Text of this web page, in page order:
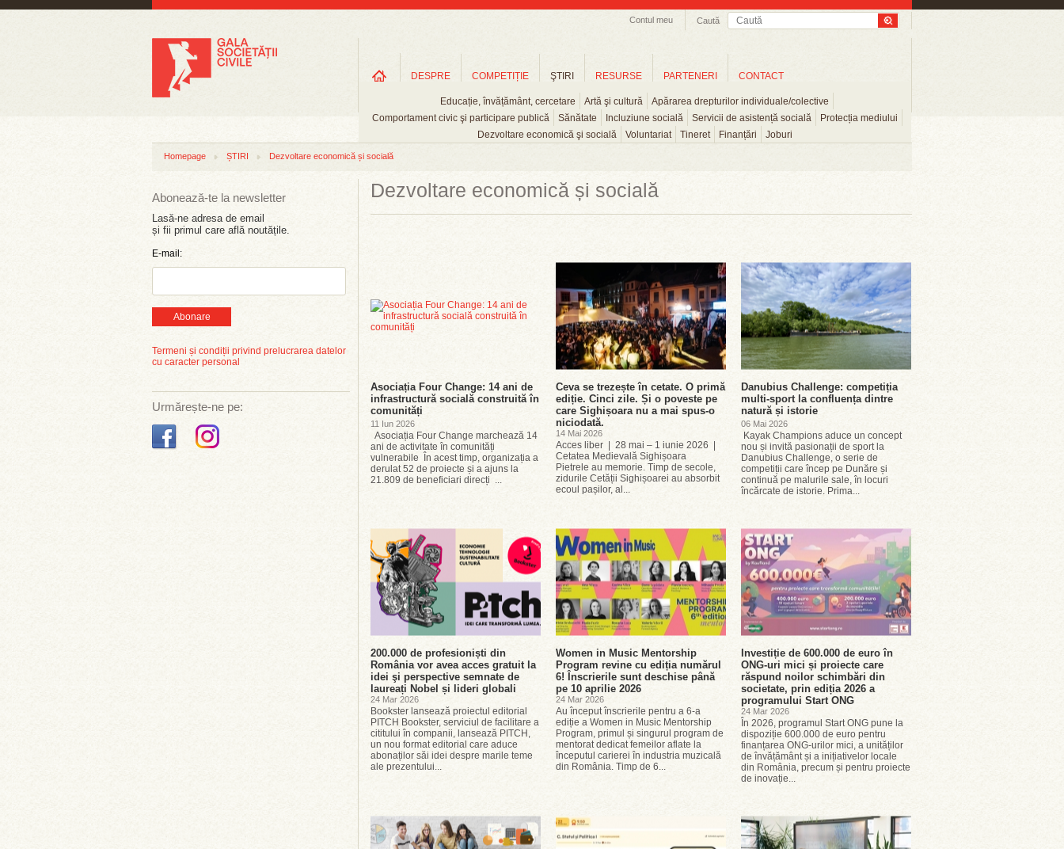
Caută
Contul meu
DESPRE COMPETIȚIE ŞTIRI
Educație, învățământ, cercetare Artă şi cultură
Apărarea drepturilor individuale/colective
Comportament civic şi participare publică
Sănătate Incluziune socială Servicii de asistență socială
Protecția mediului
Dezvoltare economică şi socială
Voluntariat Tineret Finanțări Joburi
RESURSE PARTENERI CONTACT
Homepage ȘTIRI Dezvoltare economică și socială
Abonează-te la newsletter
Lasă-ne adresa de email
și fii primul care află noutățile.
E-mail:
Abonare
Termeni și condiții privind prelucrarea datelor
cu caracter personal
Urmărește-ne pe:
Dezvoltare economică și socială
Asociația Four Change: 14 ani de
infrastructură socială construită în
comunități
11 Iun 2026
Asociația Four Change marchează 14
ani de activitate în comunități
vulnerabile În acest timp, organizația a
derulat 52 de proiecte și a ajuns la
21.809 de beneficiari direcți ...
Ceva se trezește în cetate. O primă
ediție. Cinci zile. Și o poveste pe
care Sighișoara nu a mai spus-o
niciodată.
14 Mai 2026
Acces liber | 28 mai – 1 iunie 2026 |
Cetatea Medievală Sighișoara
Pietrele au memorie. Timp de secole,
zidurile Cetății Sighișoarei au absorbit
ecoul pașilor, al...
Danubius Challenge: competiția
multi-sport la confluența dintre
natură și istorie
06 Mai 2026
Kayak Champions aduce un concept
nou și invită pasionații de sport la
Danubius Challenge, o serie de
competiții care încep pe Dunăre și
continuă pe malurile sale, în locuri
încărcate de istorie. Prima...
200.000 de profesioniști din
România vor avea acces gratuit la
idei şi perspective semnate de
laureați Nobel și lideri globali
24 Mar 2026
Bookster lansează proiectul editorial
PITCH Bookster, serviciul de facilitare a
cititului în companii, lansează PITCH,
un nou format editorial care aduce
abonaților săi idei despre marile teme
ale prezentului...
Women in Music Mentorship
Program revine cu ediția numărul
6! Înscrierile sunt deschise până
pe 10 aprilie 2026
24 Mar 2026
Au început înscrierile pentru a 6-a
ediție a Women in Music Mentorship
Program, primul și singurul program de
mentorat dedicat femeilor aflate la
începutul carierei în industria muzicală
din România. Timp de 6...
Investiție de 600.000 de euro în
ONG-uri mici și proiecte care
răspund noilor schimbări din
societate, prin ediția 2026 a
programului Start ONG
24 Mar 2026
În 2026, programul Start ONG pune la
dispoziție 600.000 de euro pentru
finanțarea ONG-urilor mici, a unităților
de învățământ și a inițiativelor locale
din România, precum și pentru proiecte
de inovație...